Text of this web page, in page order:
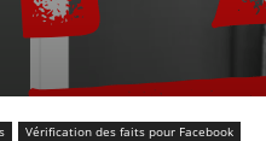
Vérification des faits pour Facebook